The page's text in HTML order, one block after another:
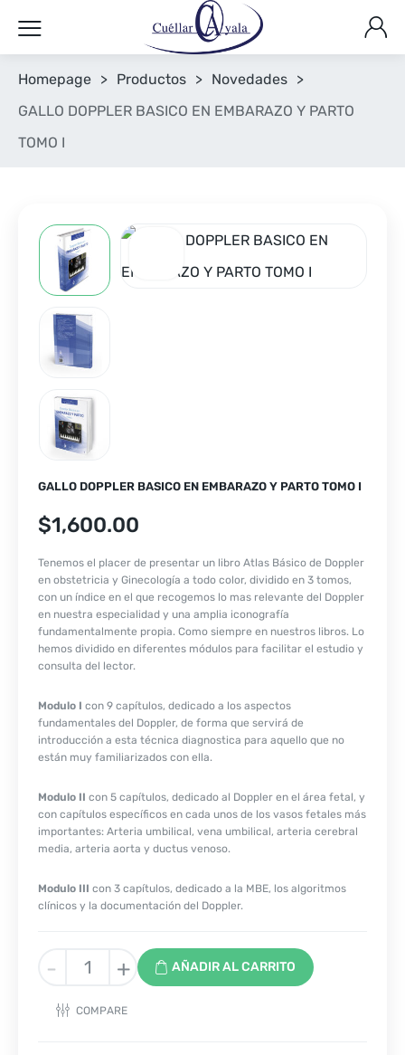
Homepage > Productos > Novedades >
GALLO DOPPLER BASICO EN EMBARAZO Y PARTO
TOMO I
GALLO DOPPLER BASICO EN EMBARAZO Y PARTO TOMO I
$1,600.00
Tenemos el placer de presentar un libro Atlas Básico de Doppler
en obstetricia y Ginecología a todo color, dividido en 3 tomos,
con un índice en el que recogemos lo mas relevante del Doppler
en nuestra especialidad y una amplia iconografía
fundamentalmente propia. Como siempre en nuestros libros. Lo
hemos dividido en diferentes módulos para facilitar el estudio y
consulta del lector.
Modulo I con 9 capítulos, dedicado a los aspectos
fundamentales del Doppler, de forma que servirá de
introducción a esta técnica diagnostica para aquello que no
están muy familiarizados con ella.
Modulo II con 5 capítulos, dedicado al Doppler en el área fetal, y
con capítulos específicos en cada unos de los vasos fetales más
importantes: Arteria umbilical, vena umbilical, arteria cerebral
media, arteria aorta y ductus venoso.
Modulo III con 3 capítulos, dedicado a la MBE, los algoritmos
clínicos y la documentación del Doppler.
-
GALLO
DOPPLER
BASICO
EN
+ AÑADIR AL CARRITO
COMPARE